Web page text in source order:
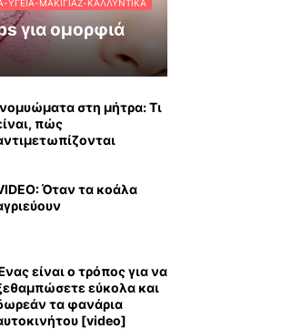
ΥΓΕΊΑ-ΜΑΚΙΓΙΆΖ-ΚΑΛΛΥΝΤΙΚΆ
για ομορφιά
στη μήτρα: Τι
πώς
Όταν τα κοάλα
είναι ο τρόπος για να
εύκολα και
τα φανάρια
[video]